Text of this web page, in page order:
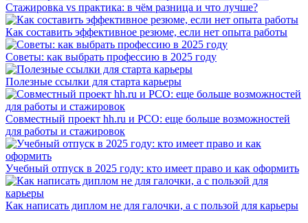
Стажировка vs практика: в чём разница и что лучше?
Как составить эффективное резюме, если нет опыта работы
Советы: как выбрать профессию в 2025 году
Полезные ссылки для старта карьеры
Совместный проект hh.ru и РСО: еще больше возможностей
для работы и стажировок
Учебный отпуск в 2025 году: кто имеет право и как оформить
Как написать диплом не для галочки, а с пользой для карьеры